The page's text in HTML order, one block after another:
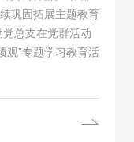
巩固拓展主题教育
总支在党群活动
观”专题学习教育活